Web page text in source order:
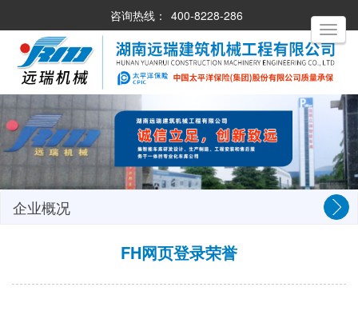
咨询热线： 400-8228-286
企业概况
FH网页登录荣誉
Toggle